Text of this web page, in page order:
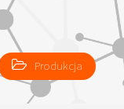
Produkcja